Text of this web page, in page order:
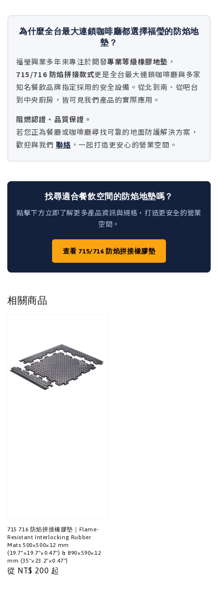
為什麼全台最大連鎖咖啡廳都選擇福瑩的防焰地
墊？
福瑩興業多年來專注於開發專業等級橡膠地墊 ，
715/716 防焰拼接款式更是全台最大連鎖咖啡廳與多家
知名餐飲品牌指定採用的安全設備。從北到南、從吧台
到中央廚房，皆可見我們產品的實際應用。
阻燃認證、品質保證。
若您正為餐廳或咖啡廳尋找可靠的地面防護解決方案，
歡迎與我們 聯絡 ，一起打造更安心的營業空間。
找尋適合餐飲空間的防焰地墊嗎？
點擊下方立即了解更多產品資訊與規格，打造更安全的營業
空間。
查看 715/716 防焰拼接橡膠墊
相關商品
715 716 防焰拼接橡膠墊｜Flame-
Resistant Interlocking Rubber
Mats 500×500×12 mm
(19.7"×19.7"×0.47") & 890×590×12
mm (35"×23.2"×0.47")
Regular
從 NT$ 200 起